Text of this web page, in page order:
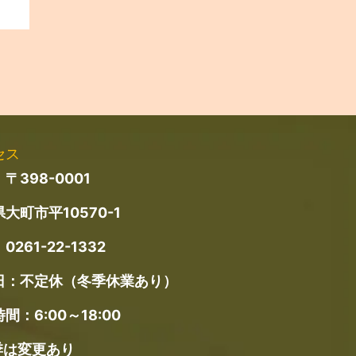
ス
〒398-0001
大町市平10570-1
0261-22-1332
：不定休（冬季休業あり）
間：6:00～18:00
変更あり